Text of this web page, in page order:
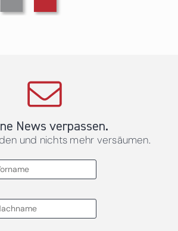
News verpassen.
und nichts mehr versäumen.